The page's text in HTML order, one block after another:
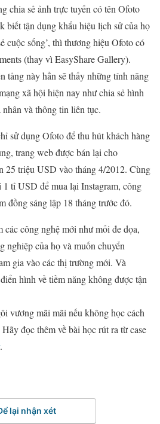
chia sẻ ảnh trực tuyến có tên Ofoto
biết tận dụng khẩu hiệu lịch sử của họ
cuộc sống’, thì thương hiệu Ofoto có
(thay vì EasyShare Gallery).
tảng này hẳn sẽ thấy những tính năng
xã hội hiện nay như chia sẻ hình
và thông tin liên tục.
sử dụng Ofoto để thu hút khách hàng
trang web được bán lại cho
25 triệu USD vào tháng 4/2012. Cùng
1 tỉ USD để mua lại Instagram, công
đồng sáng lập 18 tháng trước đó.
công nghệ mới như mối đe dọa,
nghiệp của họ và muốn chuyển
gia vào các thị trường mới. Và
hình về tiềm năng không được tận
vương mãi mãi nếu không học cách
đọc thêm về bài học rút ra từ case
.
lại nhận xét